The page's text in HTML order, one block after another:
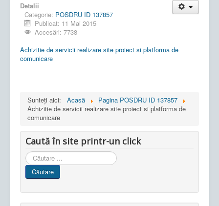
Detalii
Categorie: POSDRU ID 137857
Publicat: 11 Mai 2015
Accesări: 7738
Achizitie de servicii realizare site proiect si platforma de
comunicare
Sunteți aici: Acasă
Pagina POSDRU ID 137857
Achizitie de servicii realizare site proiect si platforma de
comunicare
Caută în site printr-un click
Cauta
in
site
Căutare